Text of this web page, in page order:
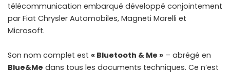
télécommunication embarqué développé conjointement
par Fiat Chrysler Automobiles, Magneti Marelli et
Microsoft.
Son nom complet est « Bluetooth & Me » – abrégé en
Blue&Me dans tous les documents techniques. Ce n’est